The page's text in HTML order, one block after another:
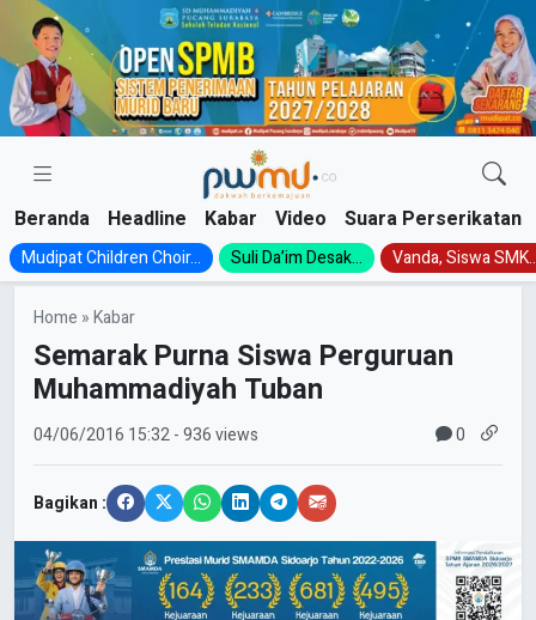
Skip
content
Beranda Headline Kabar Video Suara Perserikatan
Mudipat Children Choir... Suli Da’im Desak... Vanda, Siswa
Home »Kabar
Semarak Purna Siswa Perguruan
Muhammadiyah Tuban
04/06/2016 15:32- 936 views 0
Bagikan :